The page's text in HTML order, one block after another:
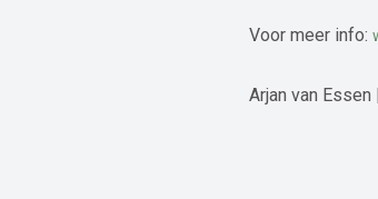
Voor meer info:
Arjan van